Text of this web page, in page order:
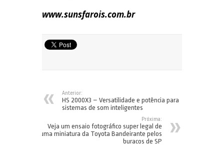
www.sunsfarois.com.br
Anterior:
HS 2000X3 – Versatilidade e potência para
sistemas de som inteligentes
Próxima:
Veja um ensaio fotográfico super legal de
uma miniatura da Toyota Bandeirante pelos
buracos de SP